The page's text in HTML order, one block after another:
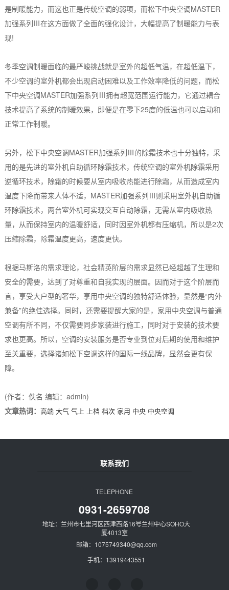
是制暖能力，而这也正是传统空调的弱项，而松下中央空调MASTER
加强系列Ⅲ在这方面做了全面的强化设计，大幅提高了制暖能力与表
现!
冬季空调制暖面临的最严峻挑战就是室外的超低气温，在超低温下，
不少空调的室外机都会出现启动困难以及工作效率降低的问题，而松
下中央空调MASTER加强系列Ⅲ拥有超宽范围运行能力，它通过耦合
技术提高了系统的制暖效果，即便是在零下25度的低温也可以启动和
正常工作制暖。
另外，松下中央空调MASTER加强系列Ⅲ的除霜技术也十分独特，采
用的是先进的室外机自助循环除霜技术，传统空调的室外机除霜采用
逆循环技术，除霜的时候要从室内吸收热能进行除霜，从而造成室内
温度下降而带来人体不适，MASTER加强系列Ⅲ则采用室外机自助循
环除霜技术，两台室外机可实现交互自动除霜，无需从室内吸收热
量，从而保持室内的温暖舒适，同时因室外机都有压缩机，所以是2次
压缩除霜，除霜温度更高，速度更快。
根据马斯洛的需求理论，社会精英阶层的需求显然已经超越了生理和
安全的需要，达到了对尊重和自我实现的层面。因而对于这个阶层而
言，享受大户型的奢华，享用中央空调的独特舒适体验，显然是“内外
兼备”的绝佳选择。同时，还需要提醒大家的是，家用中央空调与普通
空调有所不同，不仅需要同步家装进行施工，同时对于安装的技术要
求也更高。所以，空调的安装服务是否专业到位对后期的使用和维护
至关重要，选择诸如松下空调这样的国际一线品牌，显然会更有保
障。
(作者：佚名 编辑：admin)
文章热词： 高端 大气 气上 上档 档次 家用 中央 中央空调
联系我们
TELEPHONE
0931-2659708
地址：兰州市七里河区西津西路16号兰州中心SOHO大
厦4013室
邮箱：1075749340@qq.com
手机：13919443551